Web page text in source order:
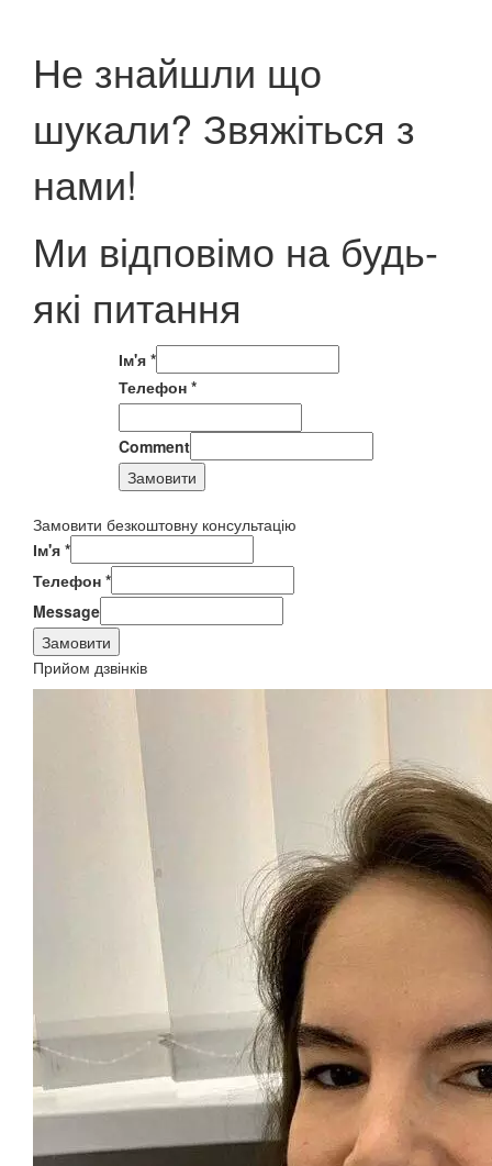
Не знайшли що
шукали? Звяжіться з
нами!
Ми відповімо на будь-
які питання
Ім'я *
Телефон *
Comment
Замовити
Замовити безкоштовну консультацію
Ім'я *
Телефон *
Message
Замовити
Прийом дзвінків